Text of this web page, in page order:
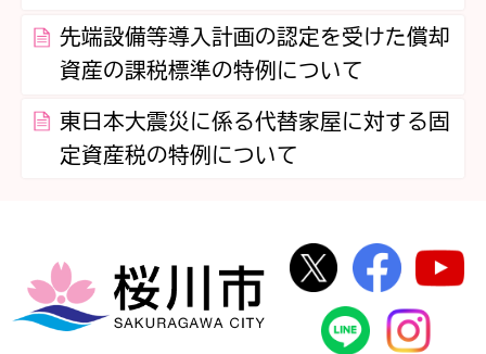
先端設備等導入計画の認定を受けた償却
資産の課税標準の特例について
東日本大震災に係る代替家屋に対する固
定資産税の特例について
桜川市
桜川市公式
桜川
桜川市公